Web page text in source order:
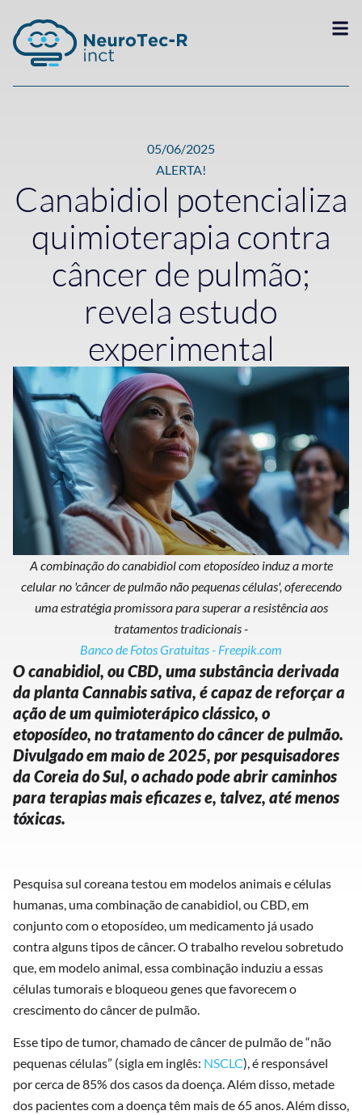
05/06/2025
ALERTA!
Canabidiol potencializa
quimioterapia contra
câncer de pulmão;
revela estudo
experimental
A combinação do canabidiol com etoposídeo induz a morte
celular no 'câncer de pulmão não pequenas células', oferecendo
uma estratégia promissora para superar a resistência aos
tratamentos tradicionais -
Banco de Fotos Gratuitas - Freepik.com
O canabidiol, ou CBD, uma substância derivada
da planta Cannabis sativa, é capaz de reforçar a
ação de um quimioterápico clássico, o
etoposídeo, no tratamento do câncer de pulmão.
Divulgado em maio de 2025, por pesquisadores
da Coreia do Sul, o achado pode abrir caminhos
para terapias mais eficazes e, talvez, até menos
tóxicas.
Pesquisa sul coreana testou em modelos animais e células
humanas, uma combinação de canabidiol, ou CBD, em
conjunto com o etoposídeo, um medicamento já usado
contra alguns tipos de câncer. O trabalho revelou sobretudo
que, em modelo animal, essa combinação induziu a essas
células tumorais e bloqueou genes que favorecem o
crescimento do câncer de pulmão.
Esse tipo de tumor, chamado de câncer de pulmão de “não
pequenas células” (sigla em inglês: NSCLC), é responsável
por cerca de 85% dos casos da doença. Além disso, metade
dos pacientes com a doença têm mais de 65 anos. Além disso,